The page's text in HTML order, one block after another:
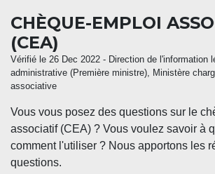
CHÈQUE-EMPLOI
(CEA)
Vérifié le 26 Dec 2022 - Direction de l'information
administrative (Première ministre), Ministère
associative
Vous vous posez des questions sur le
associatif (CEA) ? Vous voulez savoir à
comment l'utiliser ? Nous apportons les
questions.